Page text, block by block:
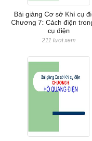
Bài giảng Cơ sở Khí cụ
Chương 7: Cách điện
cụ điện
211 lượt xem